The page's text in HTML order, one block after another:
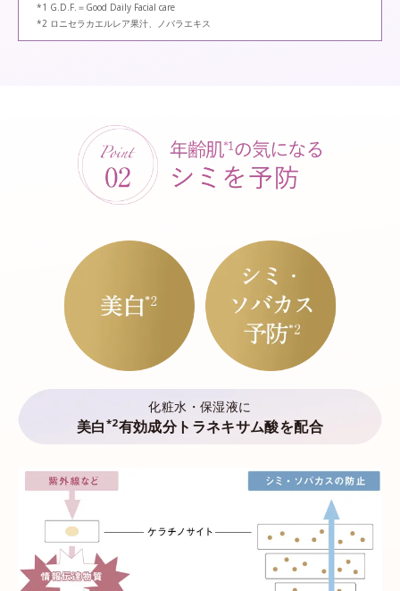
*1 G.D.F.＝Good Daily Facial care
*2 ロニセラカエルレア果汁、ノバラエキス
化粧水・保湿液に
美白 *2有効成分トラネキサム酸を配合